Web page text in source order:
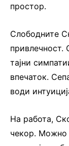
простор.
Слободните
привлечност.
тајни
впечаток.
води
На работа,
чекор. Можно